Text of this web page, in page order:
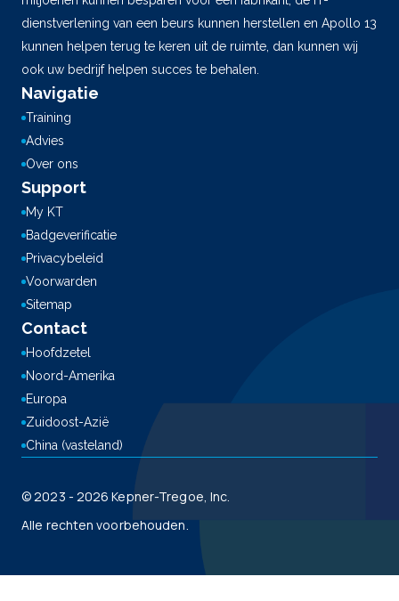
dienstverlening van een beurs kunnen herstellen en Apollo 13
kunnen helpen terug te keren uit de ruimte, dan kunnen wij
ook uw bedrijf helpen succes te behalen.
Navigatie
Training
Advies
Over ons
Support
My KT
Badgeverificatie
Privacybeleid
Voorwarden
Sitemap
Contact
Hoofdzetel
Noord-Amerika
Europa
Zuidoost-Azië
China (vasteland)
© 2023 - 2026 Kepner-Tregoe, Inc.
Alle rechten voorbehouden.